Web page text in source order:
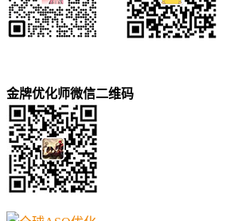
金牌优化师微信二维码